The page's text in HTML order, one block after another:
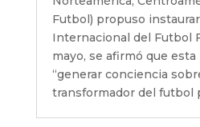
Futbol) propuso
Internacional del Futbol
mayo, se afirmó que
“generar conciencia
transformador del futbol